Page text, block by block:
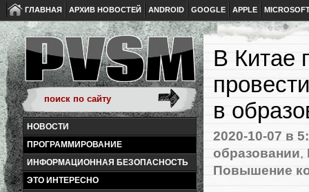
ГЛАВНАЯ АРХИВ НОВОСТЕЙ ANDROID GOOGLE APPLE
НОВОСТИ
ПРОГРАММИРОВАНИЕ
ИНФОРМАЦИОННАЯ БЕЗОПАСНОСТЬ
ЭТО ИНТЕРЕСНО
В Китае
в
2020-10-07 в
образовании,
Повышение